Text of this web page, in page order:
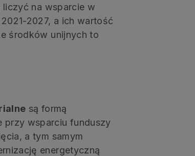
na wsparcie w
2027, a ich wartość
środków unijnych to
są formą
przy wsparciu funduszy
a tym samym
energetyczną